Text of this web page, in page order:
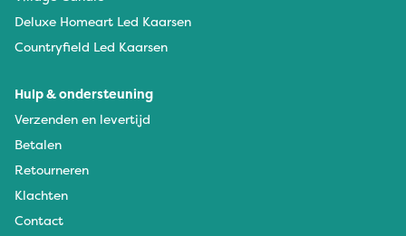
Deluxe Homeart Led Kaarsen
Countryfield Led Kaarsen
Hulp & ondersteuning
Verzenden en levertijd
Betalen
Retourneren
Klachten
Contact